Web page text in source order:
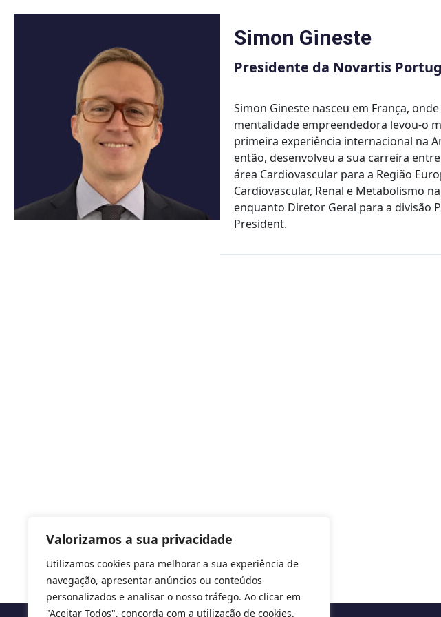
Valorizamos a sua privacidade
Utilizamos cookies para melhorar a sua experiência de
navegação, apresentar anúncios ou conteúdos
personalizados e analisar o nosso tráfego. Ao clicar em
"Aceitar Todos", concorda com a utilização de cookies.
Simon Gineste
Presidente da Novartis
Simon Gineste nasceu em França,
mentalidade empreendedora levou-o
primeira experiência internacional na
então, desenvolveu a sua carreira
área Cardiovascular para a Região
Cardiovascular, Renal e Metabolismo
enquanto Diretor Geral para a divisão
President.